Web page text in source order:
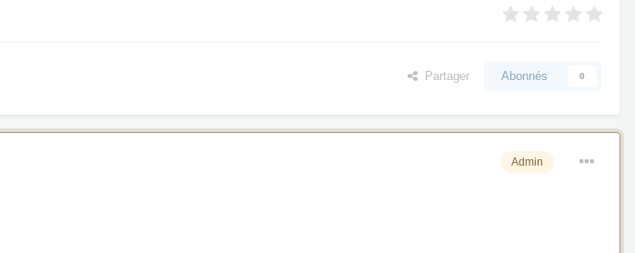
Partager Abonnés 0
Admin